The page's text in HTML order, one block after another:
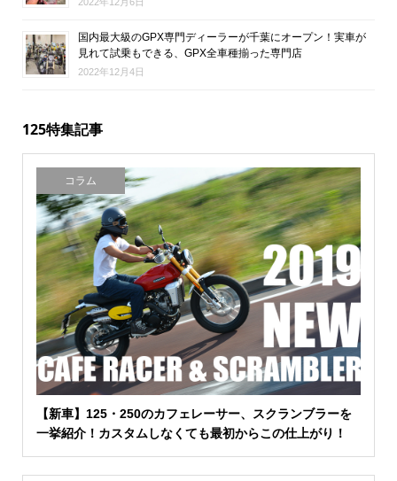
国内最大級のGPX専門ディーラーが千葉にオープン！実車が
見れて試乗もできる、GPX全車種揃った専門店
2022年12月4日
125特集記事
コラム
【新車】125・250のカフェレーサー、スクランブラーを
一挙紹介！カスタムしなくても最初からこの仕上がり！